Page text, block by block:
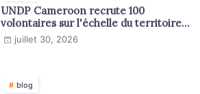
UNDP Cameroon recrute 100
volontaires sur l'échelle du territoire
national
juillet 30, 2026
blog